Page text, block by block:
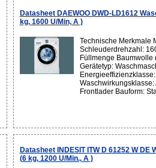
Datasheet DAEWOO DWD-LD1612
kg, 1600 U/Min, A )
Technische Merkmale
Schleuderdrehzahl:
Füllmenge Baumwolle
Gerätetyp:
Energieeffizienzklasse:
Waschwirkungsklasse:
Frontlader Bauform:
Datasheet INDESIT ITW D 61252 W DE
(6 kg, 1200 U/Min., A )